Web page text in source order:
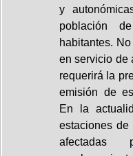
y
población
habitantes.
en servicio de
requerirá la
emisión de
En la
estaciones